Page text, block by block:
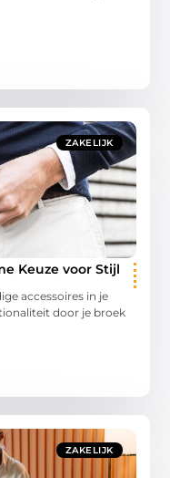
ZAKELIJK
Keuze voor Stijl
accessoires in je
door je broek
ZAKELIJK